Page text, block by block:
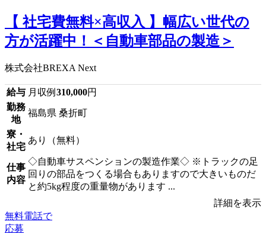
【 社宅費無料×高収入 】幅広い世代の
方が活躍中！＜自動車部品の製造＞
株式会社BREXA Next
給与 月収例 310,000円
勤務
地
福島県 桑折町
寮・
社宅
あり（無料）
仕事
内容
◇自動車サスペンションの製造作業◇ ※トラックの足
回りの部品をつくる場合もありますので大きいものだ
と約5kg程度の重量物があります ...
詳細を表示
無料電話で
応募